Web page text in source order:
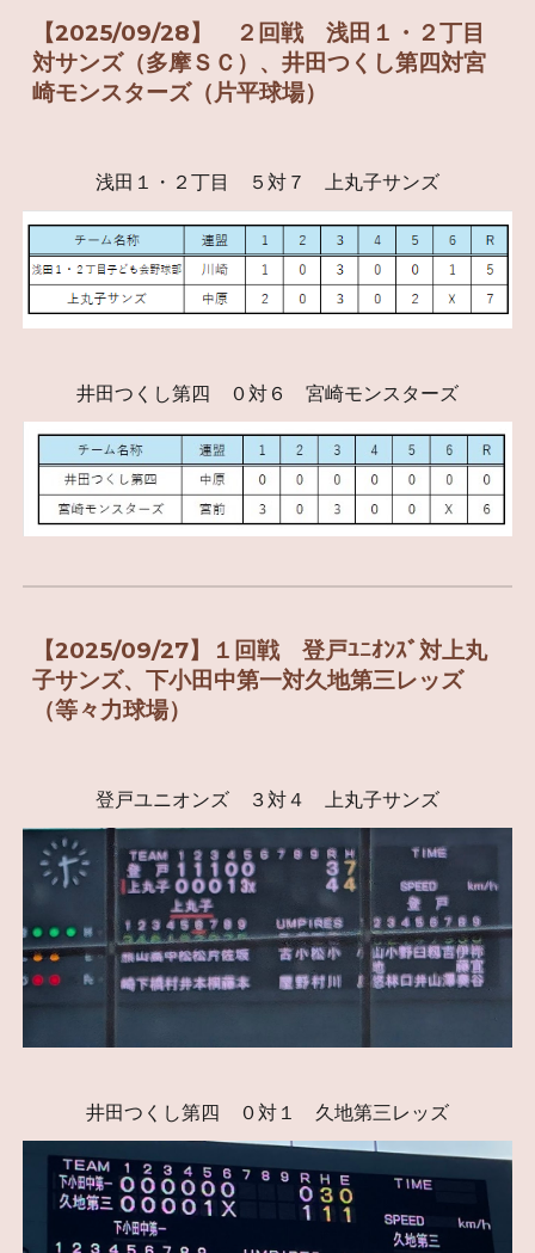
【2025/09/28】 ２ 回戦浅田１・２丁目
対サンズ（多摩ＳＣ ）、井田つくし第四対宮
崎モンスターズ（片平球場）
浅田１・２丁目 ５対７ 上丸子サンズ
井田つくし第四 ０対６ 宮崎モンスターズ
【2025/09/27】 １回戦 登戸ﾕﾆｵﾝｽﾞ 対上丸
子サンズ、下小田中第一対久地第三レッズ
（等々力球場）
登戸ユニオンズ ３対４ 上丸子サンズ
井田つくし第四 ０対１ 久地第三レッズ